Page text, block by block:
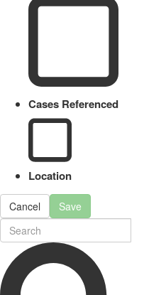
Cases Referenced
Location
Cancel Save